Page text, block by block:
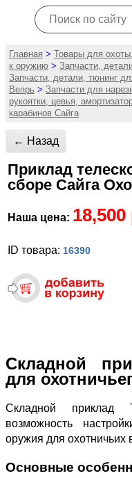
Главная > Товары для
к оружию > Запчасти,
Запчасти, детали, тюнинг
Вепрь > Запчасти для
рукоятки, цевья,
карабинов Сайга
← Назад
Приклад
сборе Сайга
Наша цена: 18,500
ID товара: 16390
Складной
для
Складной приклад
возможность
оружия для охотничьих
Основные